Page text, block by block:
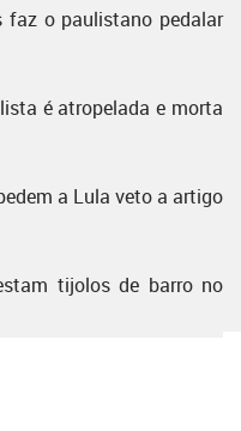
faz o paulistano pedalar
é atropelada e morta
a Lula veto a artigo
tijolos de barro no